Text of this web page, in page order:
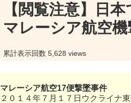
【閲覧注意】日
マレーシア航空機
累計表示回数 5,628 views
マレーシア航空17便撃墜事件
２０１４年７月１７日ウクライナ